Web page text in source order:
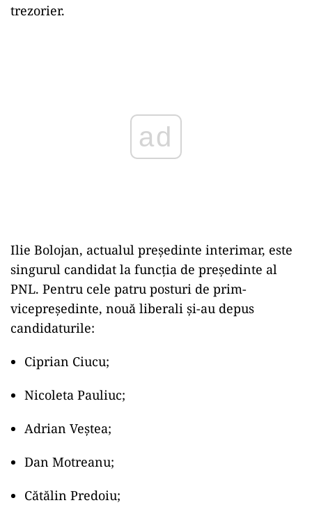
trezorier.
Ilie Bolojan, actualul președinte interimar, este
singurul candidat la funcția de președinte al
PNL. Pentru cele patru posturi de prim-
vicepreședinte, nouă liberali și-au depus
candidaturile:
Ciprian Ciucu;
Nicoleta Pauliuc;
Adrian Veștea;
Dan Motreanu;
Cătălin Predoiu;